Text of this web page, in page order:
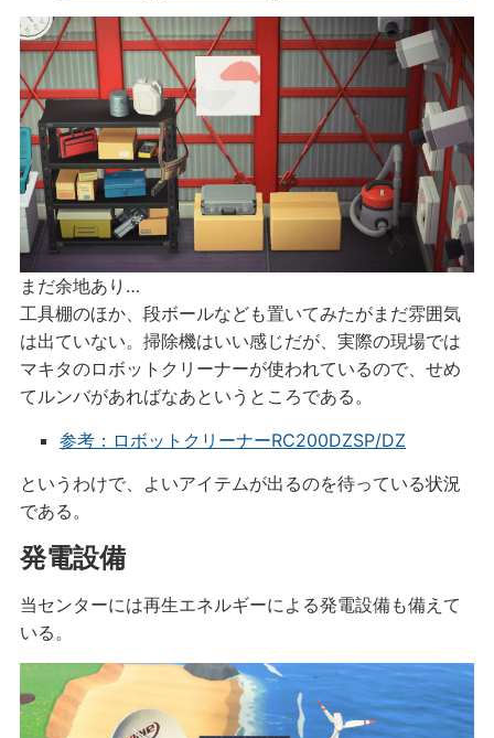
まだ余地あり…
工具棚のほか、段ボールなども置いてみたがまだ雰囲気
は出ていない。掃除機はいい感じだが、実際の現場では
マキタのロボットクリーナーが使われているので、せめ
てルンバがあればなあというところである。
参考：ロボットクリーナーRC200DZSP/DZ
というわけで、よいアイテムが出るのを待っている状況
である。
発電設備
当センターには再生エネルギーによる発電設備も備えて
いる。